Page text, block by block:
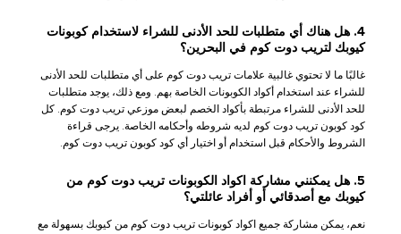
4. هل هناك أي متطلبات للحد الأدنى للشراء لاستخدام كوبونات
كيوبك لتريب دوت كوم في البحرين؟
غالبًا ما لا تحتوي غالبية علامات تريب دوت كوم على أي متطلبات للحد الأدنى
للشراء عند استخدام أكواد الكوبونات الخاصة بهم. ومع ذلك، يوجد متطلبات
للحد الأدنى للشراء مرتبطة بأكواد الخصم لبعض موزعي تريب دوت كوم. كل
كود كوبون تريب دوت كوم لديه شروطه وأحكامه الخاصة. يرجى قراءة
الشروط والأحكام قبل استخدام أو اختيار أي كود كوبون تريب دوت كوم.
5. هل يمكنني مشاركة اكواد الكوبونات تريب دوت كوم من
كيوبك مع أصدقائي أو أفراد عائلتي؟
نعم، يمكن مشاركة جميع اكواد كوبونات تريب دوت كوم من كيوبك بسهولة مع